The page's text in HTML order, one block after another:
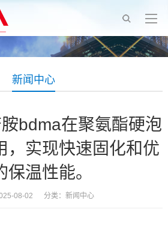
新闻中心
bdma在聚氨酯硬泡
，实现快速固化和优
保温性能。
08-02 分类： 新闻中心